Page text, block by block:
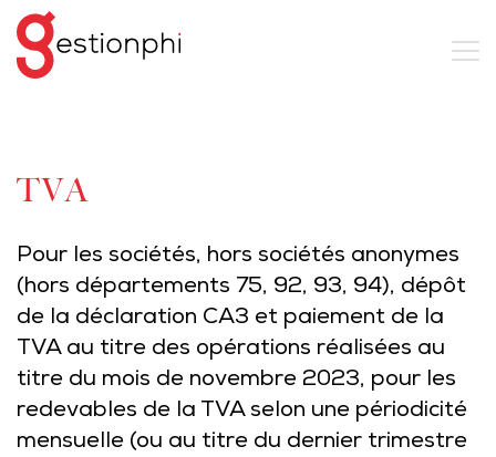
TVA
Pour les sociétés, hors sociétés anonymes
(hors départements 75, 92, 93, 94), dépôt
de la déclaration CA3 et paiement de la
TVA au titre des opérations réalisées au
titre du mois de novembre 2023, pour les
redevables de la TVA selon une périodicité
mensuelle (ou au titre du dernier trimestre